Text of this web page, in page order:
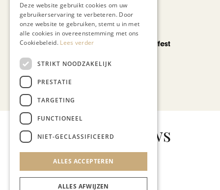
CHAPEAU TV
Noorbeek Foodfest
Bekijk alle artikelen
Gerelateerd nieuws
Deze website gebruikt cookies om uw
gebruikerservaring te verbeteren. Door
onze website te gebruiken, stemt u in met
alle cookies in overeenstemming met ons
Cookiebeleid. Lees verder
STRIKT NOODZAKELIJK
PRESTATIE
TARGETING
FUNCTIONEEL
NIET-GECLASSIFICEERD
ALLES ACCEPTEREN
ALLES AFWIJZEN